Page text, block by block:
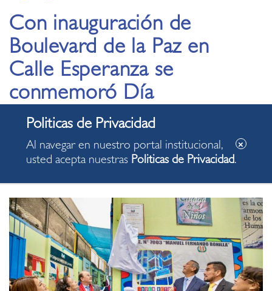
Con inauguración de
Boulevard de la Paz en
Calle Esperanza se
conmemoró Día
Internacional de la Paz
en Miraflores
Al navegar en nuestro portal institucional,
usted acepta nuestras Politicas de Privacidad.